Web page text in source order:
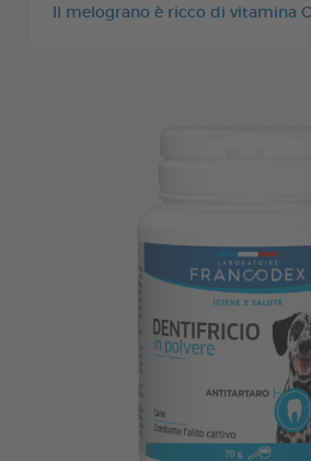
Il melograno è ricco di vitamina